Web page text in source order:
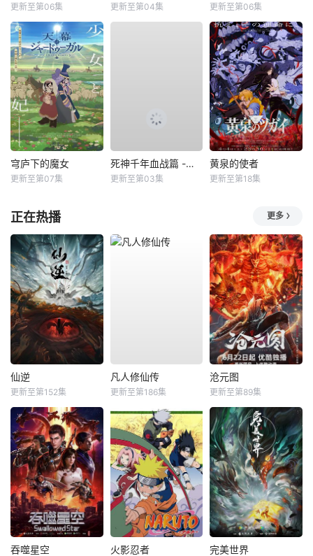
更新至第06集 更新至第04集 更新至第06集
穹庐下的魔女
更新至第07集
死神千年血战篇 -祸进谭-
更新至第03集
黄泉的使者
更新至第18集
正在热播 更多
仙逆
更新至第152集
凡人修仙传
更新至第186集
沧元图
更新至第89集
吞噬星空 火影忍者 完美世界